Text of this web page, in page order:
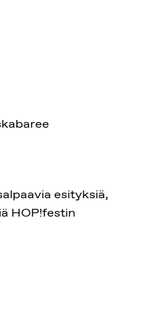
esityksiä,
HOP!festin